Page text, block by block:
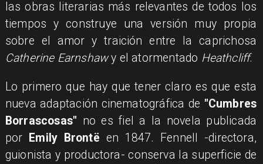
las obras literarias más relevantes de todos los
tiempos y construye una versión muy propia
sobre el amor y traición entre la caprichosa
Catherine Earnshawy el atormentado Heathcliff.
Lo primero que hay que tener claro es que esta
nueva adaptación cinematográfica de "Cumbres
Borrascosas" no es fiel a la novela publicada
por
Emily Brontë en 1847. Fennell -directora,
guionista y productora- conserva la superficie de